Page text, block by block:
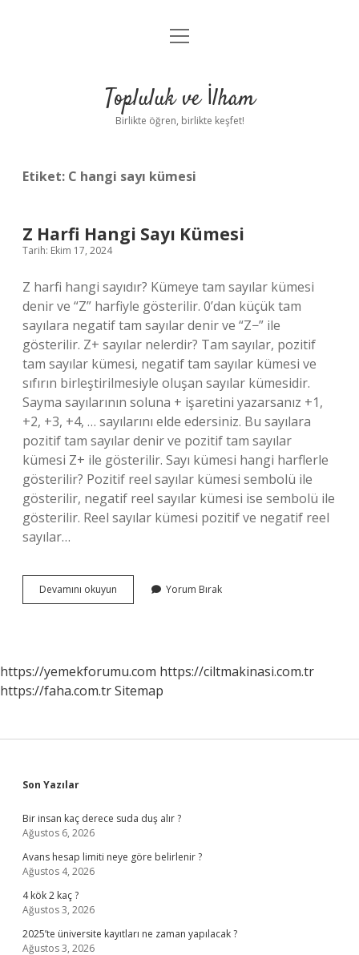
Anasayfa
Yasal Uyarı
menüyü
Topluluk ve İlham
Birlikte öğren, birlikte keşfet!
Etiket: C hangi sayı kümesi
Z Harfi Hangi Sayı Kümesi
Tarih: Ekim 17, 2024
Z harfi hangi sayıdır? Kümeye tam sayılar kümesi
denir ve “Z” harfiyle gösterilir. 0’dan küçük tam
sayılara negatif tam sayılar denir ve “Z−” ile
gösterilir. Z+ sayılar nelerdir? Tam sayılar, pozitif
tam sayılar kümesi, negatif tam sayılar kümesi ve
sıfırın birleştirilmesiyle oluşan sayılar kümesidir.
Sayma sayılarının soluna + işaretini yazarsanız +1,
+2, +3, +4, … sayılarını elde edersiniz. Bu sayılara
pozitif tam sayılar denir ve pozitif tam sayılar
kümesi Z+ ile gösterilir. Sayı kümesi hangi harflerle
gösterilir? Pozitif reel sayılar kümesi sembolü ile
gösterilir, negatif reel sayılar kümesi ise sembolü ile
gösterilir. Reel sayılar kümesi pozitif ve negatif reel
sayılar…
Devamını okuyun
Harfi
Yorum Bırak
https://yemekforumu.com https://ciltmakinasi.com.tr
https://faha.com.trSitemap
Sidebar
Son Yazılar
Bir insan kaç derece suda duş alır ?
Ağustos 6, 2026
Avans hesap limiti neye göre belirlenir ?
Ağustos 4, 2026
4 kök 2 kaç ?
Ağustos 3, 2026
2025’te üniversite kayıtları ne zaman yapılacak ?
Ağustos 3, 2026